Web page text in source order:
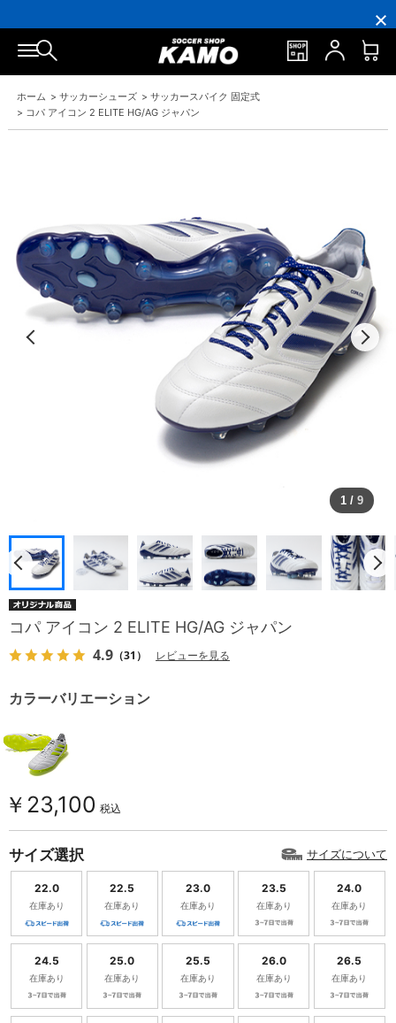
込)
以
上
シ
ー
ズ
ー
込)
以
上
送
無
料！
ト
還
元
率
5％！
レ
ミ
会
方
に
は
お
誕
月
に
ク
ト！
込)
以
上
で
シ
ー
ズ
ー
込)
以
上
で
送
無
料！
ホーム > サッカーシューズ > サッカースパイク 固定式
> コパ アイコン 2 ELITE HG/AG ジャパン
1 / 9
コパ アイコン 2 ELITE HG/AG ジャパン
4.9 （31） レビューを見る
カラーバリエーション
￥23,100 税込
サイズ選択 サイズについて
22.0
在庫あり
22.5
在庫あり
23.0
在庫あり
23.5
在庫あり
24.0
在庫あり
24.5
在庫あり
25.0
在庫あり
25.5
在庫あり
26.0
在庫あり
26.5
在庫あり